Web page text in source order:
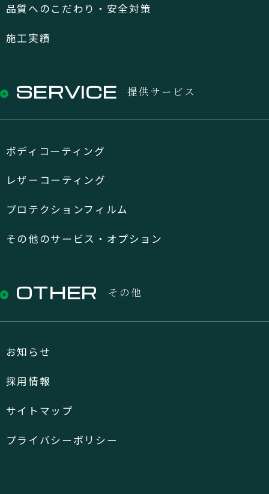
品質へのこだわり・安全対策
施工実績
SERVICE 提供サービス
ボディコーティング
レザーコーティング
プロテクションフィルム
その他のサービス・オプション
OTHER その他
お知らせ
採用情報
サイトマップ
プライバシーポリシー